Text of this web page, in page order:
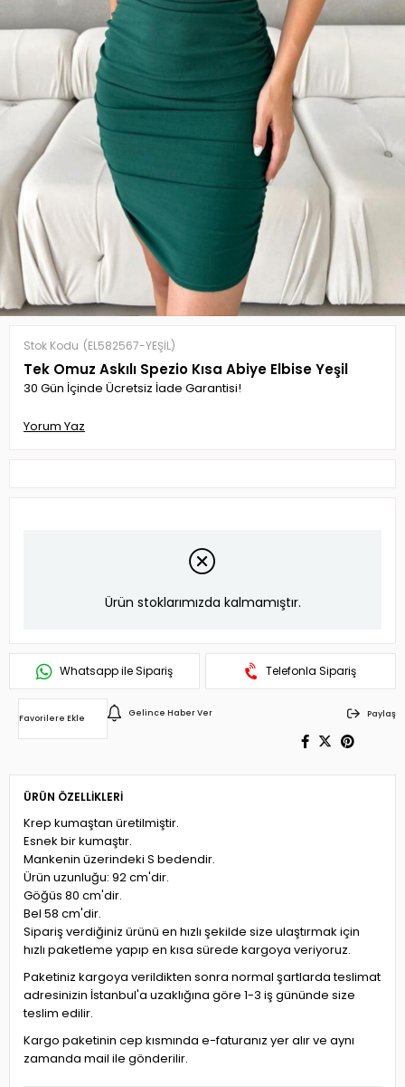
Stok Kodu (EL582567-YEŞİL)
Tek Omuz Askılı Spezio Kısa Abiye Elbise Yeşil
30 Gün İçinde Ücretsiz İade Garantisi!
Yorum Yaz
Ürün stoklarımızda kalmamıştır.
Whatsapp ile Sipariş Telefonla Sipariş
Favorilere Ekle
Gelince Haber Ver Paylaş
ÜRÜN ÖZELLIKLERI
Krep kumaştan üretilmiştir.
Esnek bir kumaştır.
Mankenin üzerindeki S bedendir.
Ürün uzunluğu: 92 cm'dir.
Göğüs 80 cm'dir.
Bel 58 cm'dir.
Sipariş verdiğiniz ürünü en hızlı şekilde size ulaştırmak için
hızlı paketleme yapıp en kısa sürede kargoya veriyoruz.
Paketiniz kargoya verildikten sonra normal şartlarda teslimat
adresinizin İstanbul'a uzaklığına göre 1-3 iş gününde size
teslim edilir.
Kargo paketinin cep kısmında e-faturanız yer alır ve aynı
zamanda mail ile gönderilir.